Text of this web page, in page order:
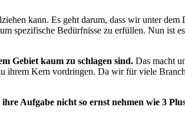
kann. Es geht darum, dass wir unter
spezifische Bedürfnisse zu erfüllen. Nun ist
Gebiet kaum zu schlagen sind. Das macht
ihrem Kern vordringen. Da wir für viele
Aufgabe nicht so ernst nehmen wie 3